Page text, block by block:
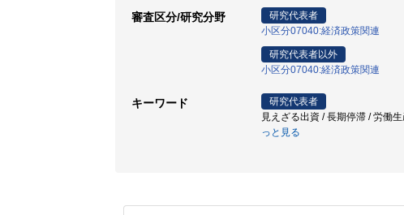
審査区分/研究分野
研究代表者
小区分07040:経済政策関連
研究代表者以外
小区分07040:経済政策関連
キーワード
研究代表者
見えざる出資 / 長期停滞 / 労働
っと見る